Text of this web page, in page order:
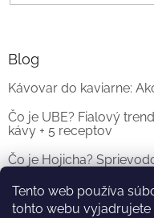
Tento web používa
tohto webu vyjadrujete
Blog
Kávovar do kaviarne:
Čo je UBE? Fialový
kávy + 5 receptov
Čo je Hojicha?
ARCHÍV